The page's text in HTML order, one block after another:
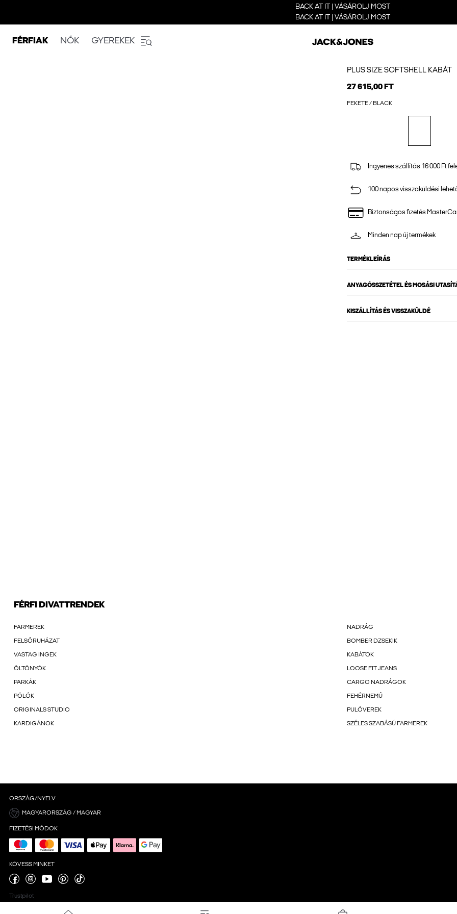
BACK AT IT | VÁSÁROLJ MOST
BACK AT IT | VÁSÁROLJ MOST
FÉRFIAK NŐK GYEREKEK
PLUS SIZE SOFTSHELL KABÁT
27 615,00 FT
FEKETE / BLACK
Ingyenes szállítás 16 000 Ft
100 napos visszaküldési
Biztonságos fizetés
Minden nap új termékek
TERMÉKLEÍRÁS
ANYAGÖSSZETÉTEL ÉS MOSÁSI
KISZÁLLÍTÁS ÉS VISSZAKÜLDÉ
FÉRFI DIVATTRENDEK
FARMEREK NADRÁG
FELSŐRUHÁZAT BOMBER DZSEKIK
VASTAG INGEK KABÁTOK
ÖLTÖNYÖK LOOSE FIT JEANS
PARKÁK CARGO NADRÁGOK
PÓLÓK FEHÉRNEMŰ
ORIGINALS STUDIO PULÓVEREK
KARDIGÁNOK SZÉLES SZABÁSÚ FARMEREK
ORSZÁG/NYELV
MAGYARORSZÁG / MAGYAR
FIZETÉSI MÓDOK
KÖVESS MINKET
Trustpilot